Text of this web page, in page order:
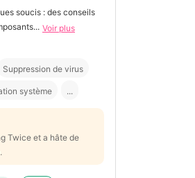
soucis : des conseils
Voir plus
Suppression de virus
système ...
Twice et a hâte de